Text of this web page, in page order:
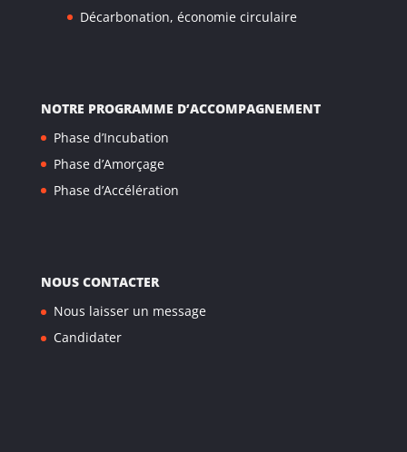
Décarbonation, économie circulaire
NOTRE PROGRAMME D’ACCOMPAGNEMENT
Phase d’Incubation
Phase d’Amorçage
Phase d’Accélération
NOUS CONTACTER
Nous laisser un message
Candidater